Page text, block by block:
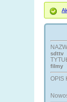
sdttv
filmy
OPIS